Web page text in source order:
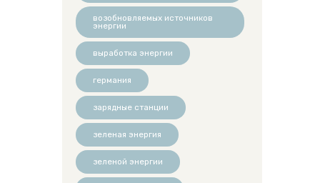
возобновляемых источников
энергии
выработка энергии
германия
зарядные станции
зеленая энергия
зеленой энергии